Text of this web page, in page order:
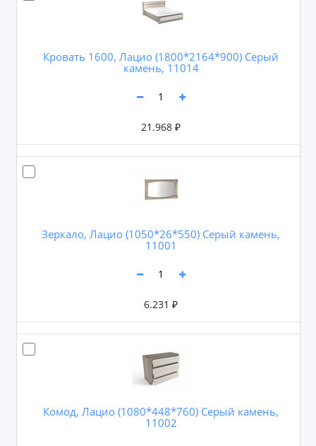
Кровать 1600, Лацио (1800*2164*900) Серый
камень, 11014
21.968 ₽
Зеркало, Лацио (1050*26*550) Серый камень,
11001
6.231 ₽
Комод, Лацио (1080*448*760) Серый камень,
11002